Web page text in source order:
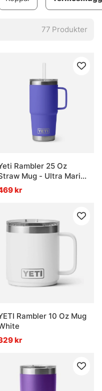
77 Produkter
Rambler 25 Oz
Mug - Ultra Marine
Violetkr
Rambler 10 Oz Mug
kr